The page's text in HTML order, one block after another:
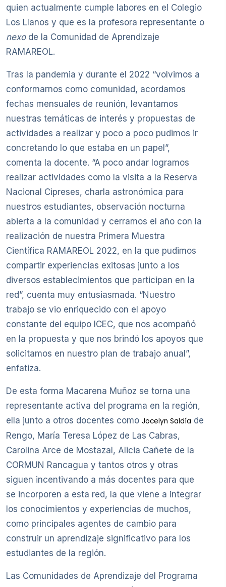
quien actualmente cumple labores en el Colegio
Los Llanos y que es la profesora representante o
nexo de la Comunidad de Aprendizaje
RAMAREOL.
Tras la pandemia y durante el 2022 “volvimos a
conformarnos como comunidad, acordamos
fechas mensuales de reunión, levantamos
nuestras temáticas de interés y propuestas de
actividades a realizar y poco a poco pudimos ir
concretando lo que estaba en un papel”,
comenta la docente. “A poco andar logramos
realizar actividades como la visita a la Reserva
Nacional Cipreses, charla astronómica para
nuestros estudiantes, observación nocturna
abierta a la comunidad y cerramos el año con la
realización de nuestra Primera Muestra
Científica RAMAREOL 2022, en la que pudimos
compartir experiencias exitosas junto a los
diversos establecimientos que participan en la
red”, cuenta muy entusiasmada. “Nuestro
trabajo se vio enriquecido con el apoyo
constante del equipo ICEC, que nos acompañó
en la propuesta y que nos brindó los apoyos que
solicitamos en nuestro plan de trabajo anual”,
enfatiza.
De esta forma Macarena Muñoz se torna una
representante activa del programa en la región,
ella junto a otros docentes como Jocelyn Saldía de
Rengo, María Teresa López de Las Cabras,
Carolina Arce de Mostazal, Alicia Cañete de la
CORMUN Rancagua y tantos otros y otras
siguen incentivando a más docentes para que
se incorporen a esta red, la que viene a integrar
los conocimientos y experiencias de muchos,
como principales agentes de cambio para
construir un aprendizaje significativo para los
estudiantes de la región.
Las Comunidades de Aprendizaje del Programa